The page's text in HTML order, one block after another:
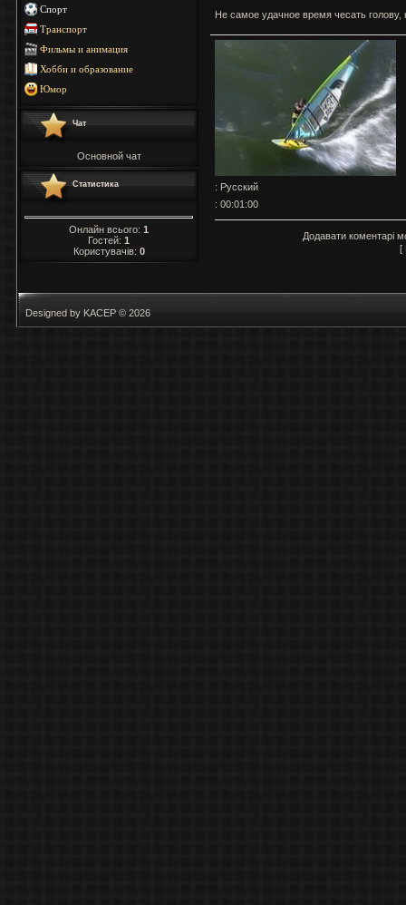
Спорт
Транспорт
Фильмы и анимация
Хобби и образование
Юмор
Чат
Основной чат
Статистика
Онлайн всього: 1
Гостей: 1
Користувачів: 0
Не самое удачное время чесать
: Русский
: 00:01:00
Додавати коментарі
[
Designed by KACEP © 2026